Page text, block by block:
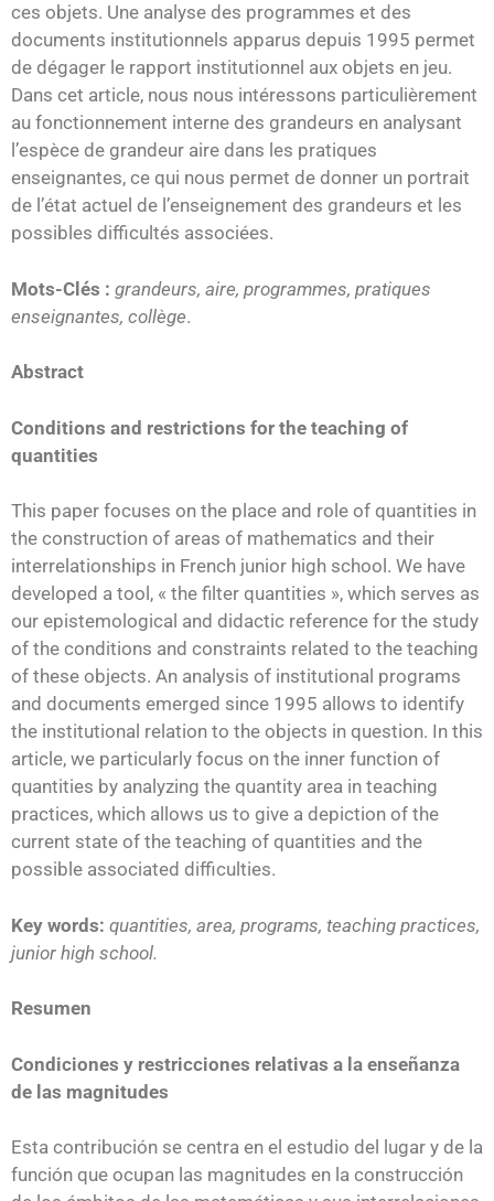
ces objets. Une analyse des programmes et des
documents institutionnels apparus depuis 1995 permet
de dégager le rapport institutionnel aux objets en jeu.
Dans cet article, nous nous intéressons particulièrement
au fonctionnement interne des grandeurs en analysant
l’espèce de grandeur aire dans les pratiques
enseignantes, ce qui nous permet de donner un portrait
de l’état actuel de l’enseignement des grandeurs et les
possibles difficultés associées.
Mots-Clés : grandeurs, aire, programmes, pratiques
enseignantes, collège.
Abstract
Conditions and restrictions for the teaching of
quantities
This paper focuses on the place and role of quantities in
the construction of areas of mathematics and their
interrelationships in French junior high school. We have
developed a tool, « the filter quantities », which serves as
our epistemological and didactic reference for the study
of the conditions and constraints related to the teaching
of these objects. An analysis of institutional programs
and documents emerged since 1995 allows to identify
the institutional relation to the objects in question. In this
article, we particularly focus on the inner function of
quantities by analyzing the quantity area in teaching
practices, which allows us to give a depiction of the
current state of the teaching of quantities and the
possible associated difficulties.
Key words: quantities, area, programs, teaching practices,
junior high school.
Resumen
Condiciones y restricciones relativas a la enseñanza
de las magnitudes
Esta contribución se centra en el estudio del lugar y de la
función que ocupan las magnitudes en la construcción